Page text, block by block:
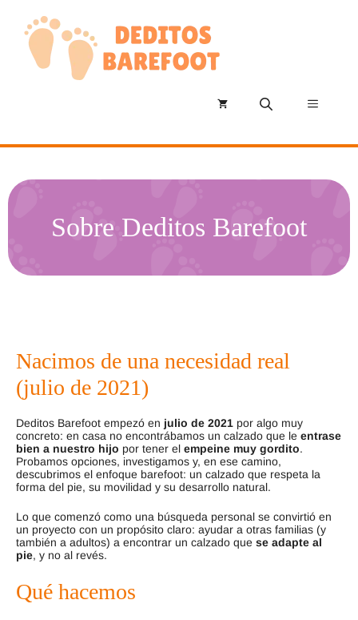
contenido
Menú
Sobre Deditos Barefoot
Nacimos de una necesidad real
(julio de 2021)
Deditos Barefoot empezó en julio de 2021 por algo muy
concreto: en casa no encontrábamos un calzado que le entrase
bien a nuestro hijo por tener el empeine muy gordito.
Probamos opciones, investigamos y, en ese camino,
descubrimos el enfoque barefoot: un calzado que respeta la
forma del pie, su movilidad y su desarrollo natural.
Lo que comenzó como una búsqueda personal se convirtió en
un proyecto con un propósito claro: ayudar a otras familias (y
también a adultos) a encontrar un calzado que se adapte al
pie, y no al revés.
Qué hacemos